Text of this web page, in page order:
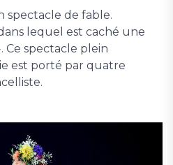
spectacle de fable.
lequel est caché une
Ce spectacle plein
est porté par quatre